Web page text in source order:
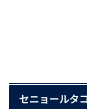
セニョールタ